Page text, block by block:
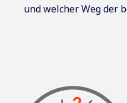
und welcher Weg der